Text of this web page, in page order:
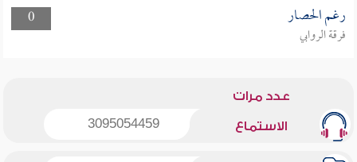
0
رغم الحصار
فرقة الروابي
عدد مرات
الاستماع 3095054459